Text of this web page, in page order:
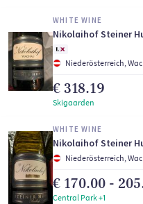
WHITE WINE
Nikolaihof Steiner
Niederösterreich,
€ 318.19
Skigaarden
WHITE WINE
Nikolaihof Steiner
Niederösterreich,
€ 170.00 -
Central Park +1